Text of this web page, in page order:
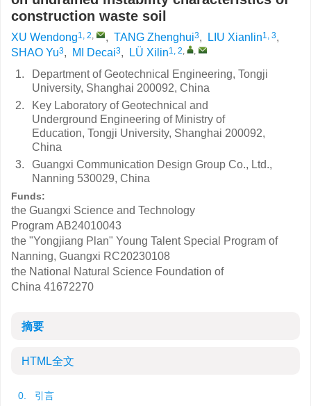
construction waste soil
XU Wendong1, 2, , TANG Zhenghui3, LIU Xianlin1, 3,
SHAO Yu3, MI Decai3, LÜ Xilin1, 2, ,
1.
Department of Geotechnical Engineering, Tongji
University, Shanghai 200092, China
2.
Key Laboratory of Geotechnical and
Underground Engineering of Ministry of
Education, Tongji University, Shanghai 200092,
China
3.
Guangxi Communication Design Group Co., Ltd.,
Nanning 530029, China
Funds:
the Guangxi Science and Technology
Program AB24010043
the "Yongjiang Plan" Young Talent Special Program of
Nanning, Guangxi RC20230108
the National Natural Science Foundation of
China 41672270
摘要
HTML全文
0. 引言